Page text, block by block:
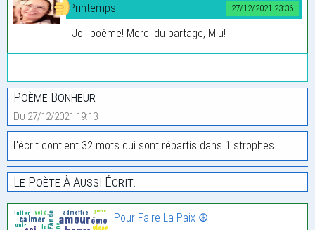
27/12/2021 23:36
Printemps
Joli poème! Merci du partage, Miu!
Poème Bonheur
Du 27/12/2021 19:13
L'écrit contient 32 mots qui sont répartis dans 1 strophes.
Le Poète À Aussi Écrit:
Pour Faire La Paix ☮️